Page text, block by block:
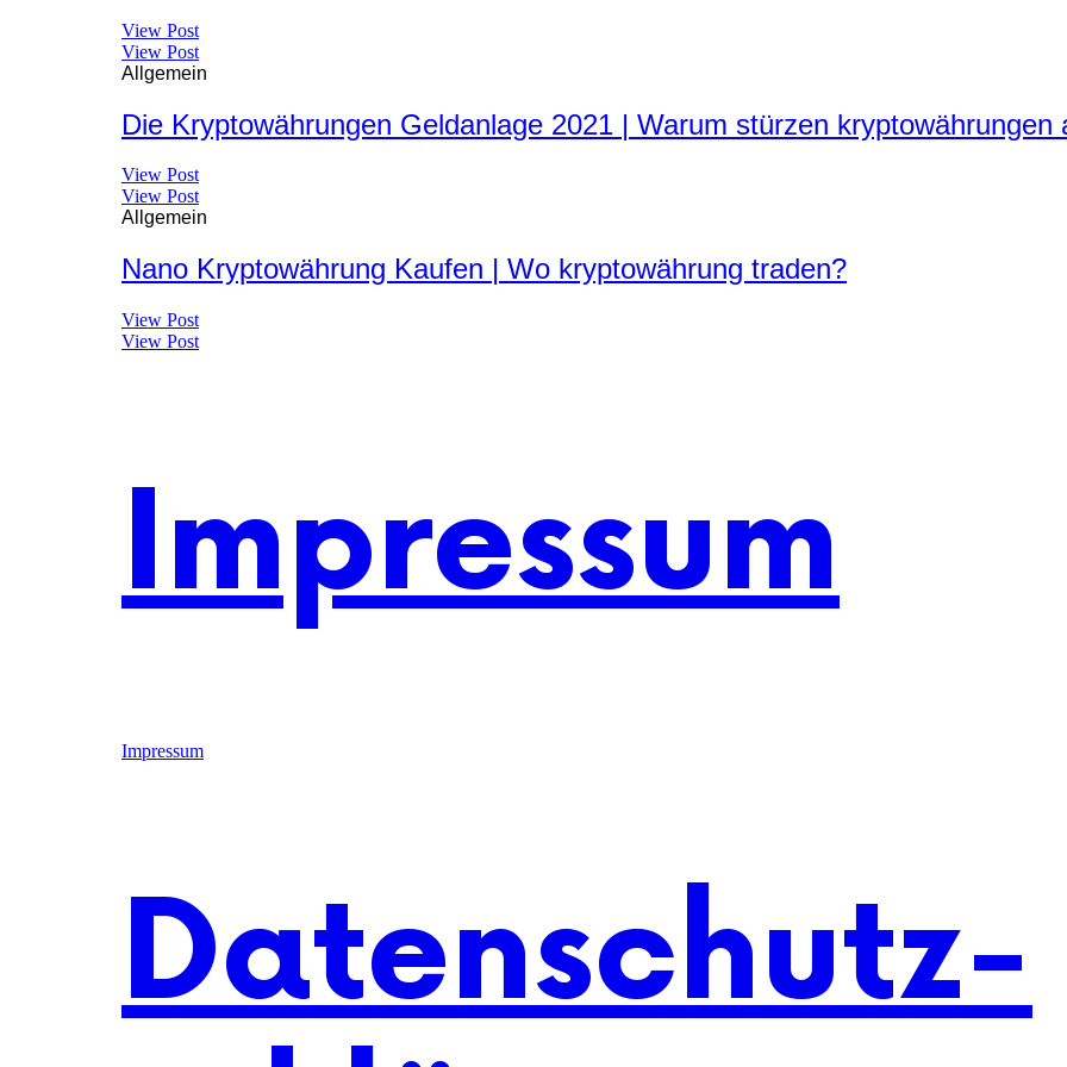
View Post
View Post
Allgemein
Die Kryptowährungen Geldanlage 2021 | Warum stürzen kryptowährungen
View Post
View Post
Allgemein
Nano Kryptowährung Kaufen | Wo kryptowährung traden?
View Post
View Post
Impressum
Impressum
Datenschutz-